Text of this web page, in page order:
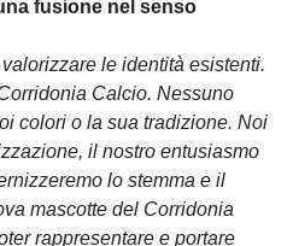
fusione nel senso
le identità esistenti.
Calcio. Nessuno
colori o la sua tradizione. Noi
il nostro entusiasmo
lo stemma e il
mascotte del Corridonia
rappresentare e portare